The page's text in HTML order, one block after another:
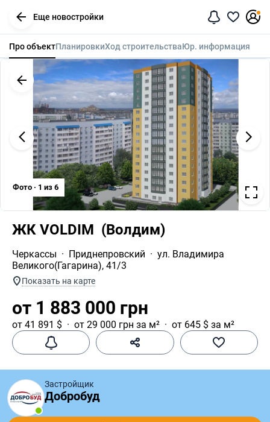
Еще новостройки
Про объектПланировкиХод строительстваЮр. информация
Фото · 1 из 6
ЖК VOLDIM  (Волдим)
Черкассы Приднепровский
ул. Владимира
Великого(Гагарина), 41/3
Показать на карте
от 1 883 000 грн
от 41 891 $ от 29 000 грн за м² от 645 $ за м²
Застройщик
Добробуд